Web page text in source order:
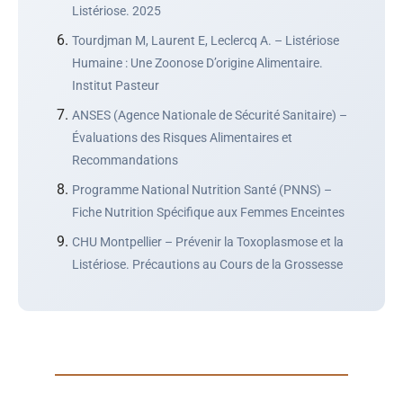
Listériose. 2025
Tourdjman M, Laurent E, Leclercq A. – Listériose
Humaine : Une Zoonose D’origine Alimentaire.
Institut Pasteur
ANSES (Agence Nationale de Sécurité Sanitaire) –
Évaluations des Risques Alimentaires et
Recommandations
Programme National Nutrition Santé (PNNS) –
Fiche Nutrition Spécifique aux Femmes Enceintes
CHU Montpellier – Prévenir la Toxoplasmose et la
Listériose. Précautions au Cours de la Grossesse